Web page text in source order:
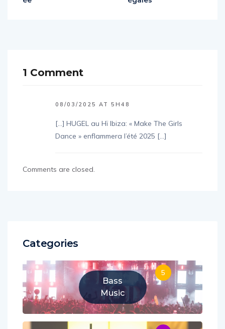
1 Comment
08/03/2025 AT 5H48
[…] HUGEL au Hï Ibiza: « Make The Girls
Dance » enflammera l’été 2025 […]
Comments are closed.
Categories
Bass
Music
5